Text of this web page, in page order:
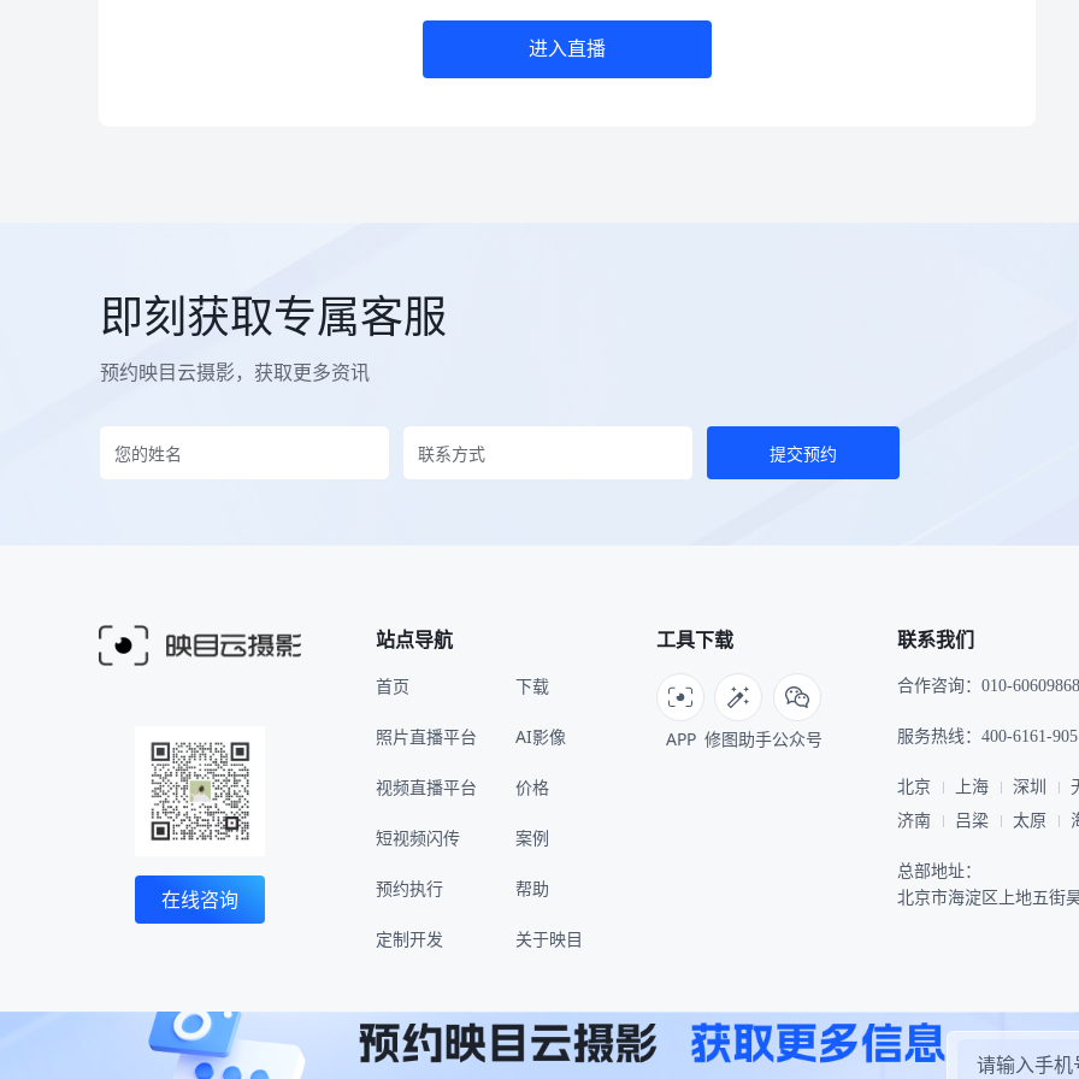
进入直播
即刻获取专属客服
预约映目云摄影，获取更多资讯
提交预约
在线咨询
站点导航
首页
照片直播平台
视频直播平台
短视频闪传
预约执行
定制开发
下载
AI影像
价格
案例
帮助
关于映目
工具下载
APP 修图助手公众号
联系我们
合作咨询：010-60609868
服务热线：400-6161-905
北京 上海 深圳
济南
吕梁 太原
总部地址：
北京市海淀区上地五街